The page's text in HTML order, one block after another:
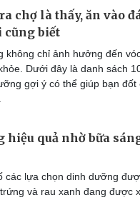
chợ là thấy, ăn vào
cũng biết
không chỉ ảnh hưởng đến
Dưới đây là danh sách
gợi ý có thể giúp bạn
hiệu quả nhờ bữa
các lựa chọn dinh dưỡng
và rau xanh đang được